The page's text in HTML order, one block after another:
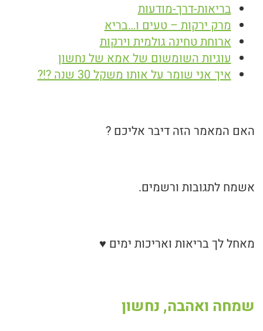
בריאות-דרך-מודעות
מרק ירקות – טעים ו…בריא
ארוחת טחינה גולמית וירקות
עוגיות השומשום של אמא של נחשון
איך אני שומר על אותו משקל 30 שנה ?!?
האם המאמר הזה דיבר אליכם ?
אשמח לתגובות ורשמים.
מאחל לך בריאות ואריכות ימים ♥
שמחה ואהבה, נחשון